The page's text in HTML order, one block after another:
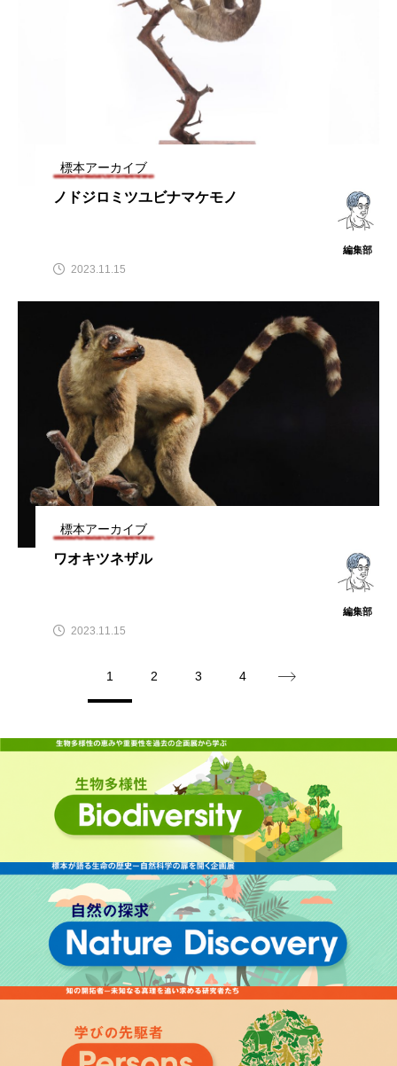
標本アーカイブ
ノドジロミツユビナマケモノ
編集部
2023.11.15
標本アーカイブ
ワオキツネザル
編集部
2023.11.15
1 2 3 4